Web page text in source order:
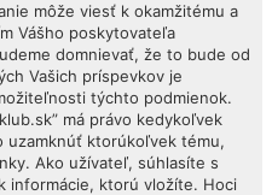
môže viesť k okamžitému a
Vášho poskytovateľa
domnievať, že to bude od
Vašich príspevkov je
týchto podmienok.
má právo kedykoľvek
ktorúkoľvek tému,
Ako užívateľ, súhlasíte s
informácie, ktorú vložíte. Hoci